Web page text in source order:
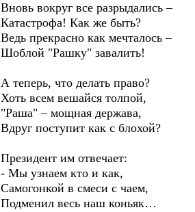
Вновь вокруг все разрыдались –
Катастрофа! Как же быть?
Ведь прекрасно как мечталось –
Шоблой "Рашку" завалить!
А теперь, что делать право?
Хоть всем вешайся толпой,
"Раша" – мощная держава,
Вдруг поступит как с блохой?
Президент им отвечает:
- Мы узнаем кто и как,
Самогонкой в смеси с чаем,
Подменил весь наш коньяк…